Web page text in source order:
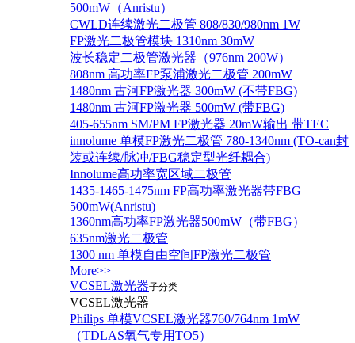
500mW（Anristu）
CWLD连续激光二极管 808/830/980nm 1W
FP激光二极管模块 1310nm 30mW
波长稳定二极管激光器（976nm 200W）
808nm 高功率FP泵浦激光二极管 200mW
1480nm 古河FP激光器 300mW (不带FBG)
1480nm 古河FP激光器 500mW (带FBG)
405-655nm SM/PM FP激光器 20mW输出 带TEC
innolume 单模FP激光二极管 780-1340nm (TO-can封
装或连续/脉冲/FBG稳定型光纤耦合)
Innolume高功率宽区域二极管
1435-1465-1475nm FP高功率激光器带FBG
500mW(Anristu)
1360nm高功率FP激光器500mW（带FBG）
635nm激光二极管
1300 nm 单模自由空间FP激光二极管
More>>
VCSEL激光器子分类
VCSEL激光器
Philips 单模VCSEL激光器760/764nm 1mW
（TDLAS氧气专用TO5）